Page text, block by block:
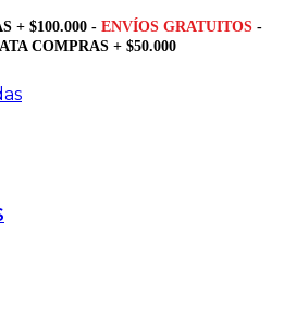
+ $100.000 - ENVÍOS GRATUITOS -
COMPRAS + $50.000